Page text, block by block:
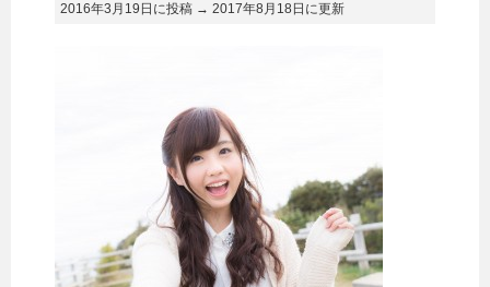
2016年3月19日に投稿 → 2017年8月18日 に更新